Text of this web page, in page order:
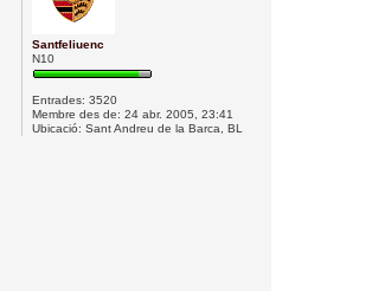
Santfeliuenc
N10
Entrades: 3520
Membre des de: 24 abr. 2005, 23:41
Ubicació: Sant Andreu de la Barca, BL